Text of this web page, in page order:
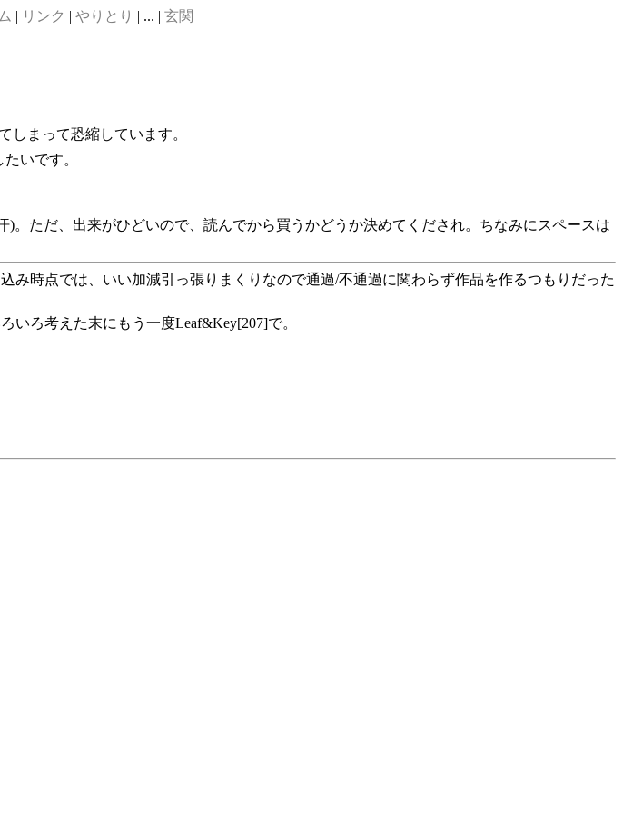
| リンク | やりとり | ... | 玄関
しまって恐縮しています。
いです。
)。ただ、出来がひどいので、読んでから買うかどうか決めてくだされ。ちなみにスペースは
み時点では、いい加減引っ張りまくりなので通過/不通過に関わらず作品を作るつもりだった
いろ考えた末にもう一度Leaf&Key[207]で。